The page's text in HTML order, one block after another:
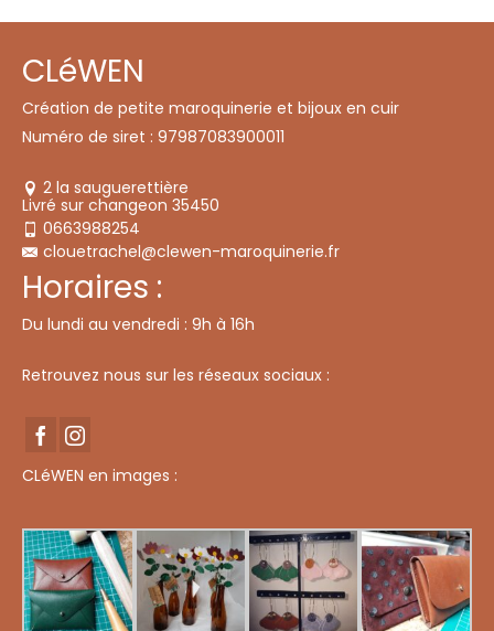
CLéWEN
Création de petite maroquinerie et bijoux en cuir
Numéro de siret : 97987083900011
2 la sauguerettière
Livré sur changeon 35450
0663988254
clouetrachel@clewen-maroquinerie.fr
Horaires :
Du lundi au vendredi : 9h à 16h
Retrouvez nous sur les réseaux sociaux :
CLéWEN en images :